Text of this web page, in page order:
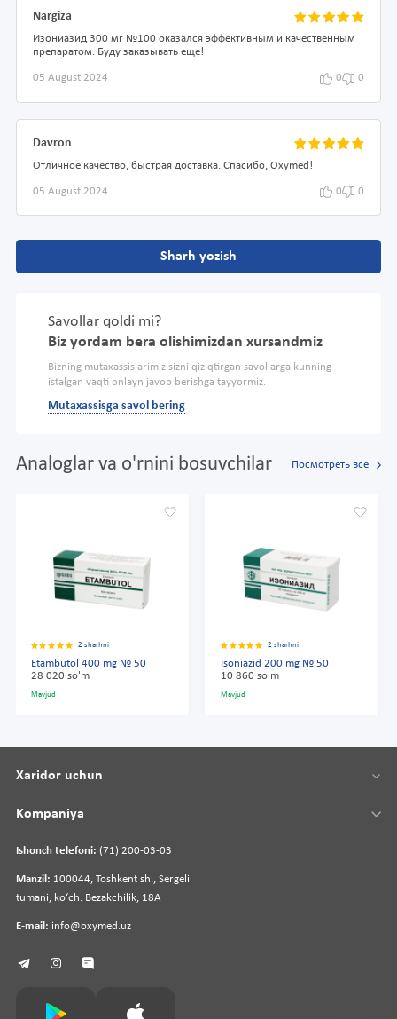
Nargiza
Изониазид 300 мг №100 оказался эффективным и качественным
препаратом. Буду заказывать еще!
05 August 2024 0 0
Davron
Отличное качество, быстрая доставка. Спасибо, Oxymed!
05 August 2024 0 0
Sharh yozish
Savollar qoldi mi?
Biz yordam bera olishimizdan xursandmiz
Bizning mutaxassislarimiz sizni qiziqtirgan savollarga kunning
istalgan vaqti onlayn javob berishga tayyormiz.
Mutaxassisga savol bering
Analoglar va o'rnini bosuvchilar Посмотреть все
2 sharhni
Etambutol 400 mg № 50
28 020 so'm
Mavjud
2 sharhni
Isoniazid 200 mg № 50
10 860 so'm
Mavjud
Ishonch telefoni: (71) 200-03-03
Manzil: 100044, Toshkent sh., Sergeli
tumani, koʻch. Bezakchilik, 18A
E-mail: info@oxymed.uz
Xaridor uchun
Kompaniya